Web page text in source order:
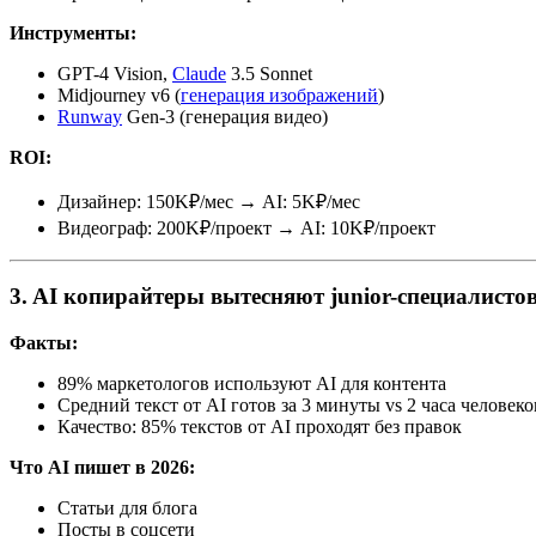
Инструменты:
GPT-4 Vision, Claude 3.5 Sonnet
Midjourney v6 (генерация изображений)
Runway Gen-3 (генерация видео)
ROI:
Дизайнер: 150K₽/мес → AI: 5K₽/мес
Видеограф: 200K₽/проект → AI: 10K₽/проект
3. AI копирайтеры вытесняют junior-
Факты:
89% маркетологов используют AI для контента
Средний текст от AI готов за 3 минуты vs 2 часа
Качество: 85% текстов от AI проходят без правок
Что AI пишет в 2026:
Статьи для блога
Посты в соцсети